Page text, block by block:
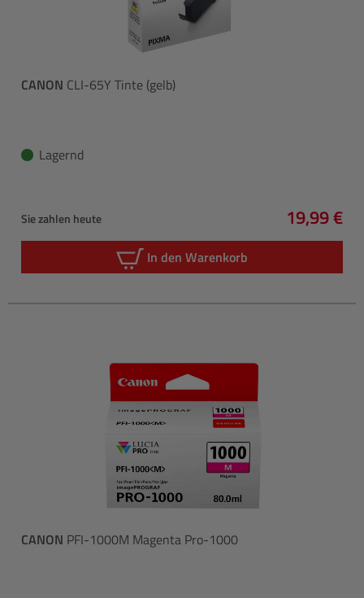
CANON CLI-65Y Tinte (gelb)
Lagernd
Sie zahlen heute 19,99 €
In den Warenkorb
CANON PFI-1000M Magenta Pro-1000